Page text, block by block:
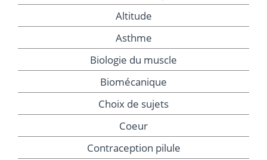
Altitude
Asthme
Biologie du muscle
Biomécanique
Choix de sujets
Coeur
Contraception pilule